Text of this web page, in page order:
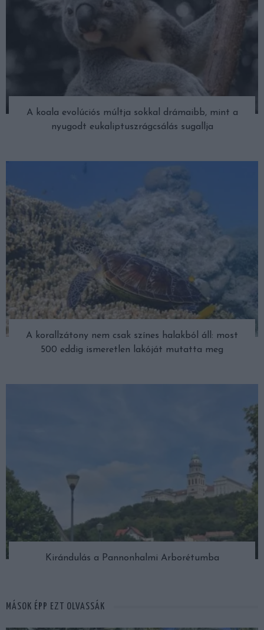
A koala evolúciós múltja sokkal drámaibb, mint a
nyugodt eukaliptuszrágcsálás sugallja
A korallzátony nem csak színes halakból áll: most
500 eddig ismeretlen lakóját mutatta meg
Kirándulás a Pannonhalmi Arborétumba
MÁSOK ÉPP EZT OLVASSÁK